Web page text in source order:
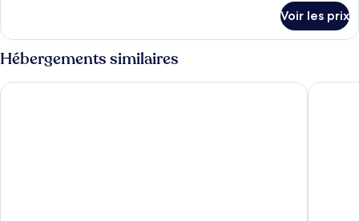
Chambre
Double
Majestueuse
le
type
de
chambre
Chambre
Voir les prix
Hébergements similaires
Good Day Phuket Baba